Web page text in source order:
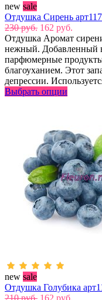
new sale
Отдушка Сирень
230 руб. 162 руб.
Отдушка Аромат
нежный. Добавленный
парфюмерные
благоуханием. Этот
депрессии.
Выбрать опции
new sale
Отдушка Голубика
210 руб. 162 руб.